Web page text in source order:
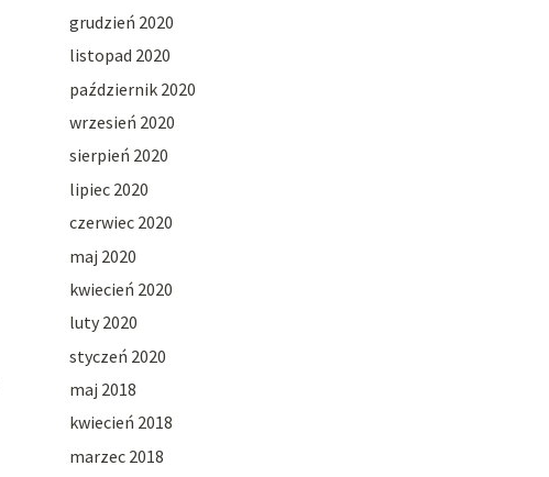
grudzień 2020
listopad 2020
październik 2020
wrzesień 2020
sierpień 2020
lipiec 2020
czerwiec 2020
maj 2020
kwiecień 2020
luty 2020
styczeń 2020
maj 2018
kwiecień 2018
marzec 2018